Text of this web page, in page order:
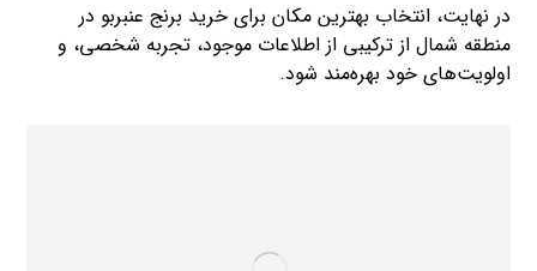
در نهایت، انتخاب بهترین مکان برای خرید برنج عنبربو در
منطقه شمال از ترکیبی از اطلاعات موجود، تجربه شخصی، و
اولویت‌های خود بهره‌مند شود.